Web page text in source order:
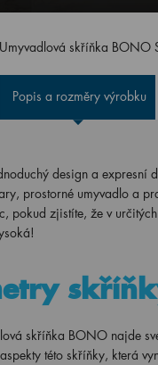
Umyvadlová skříňka BONO
Popis a rozměry výrobku
design a expresní
prostorné umyvadlo a
pokud zjistíte, že v
skříňka BONO najde
této skříňky, která